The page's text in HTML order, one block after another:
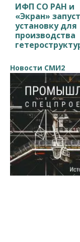
ИФП СО РАН и
«Экран»
установку для
производства
Новости СМИ2